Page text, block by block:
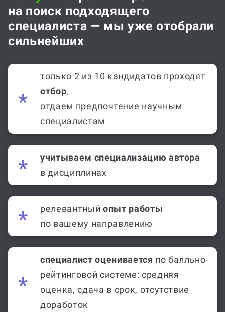
на поиск подходящего
специалиста — мы уже отобрали
сильнейших
только 2 из 10 кандидатов проходят
отбор,
отдаем предпочтение научным
специалистам
учитываем специализацию автора
в дисциплинах
релевантный опыт работы
по вашему направлению
специалист оценивается по балльно-
рейтинговой системе: средняя
оценка, сдача в срок, отсутствие
доработок